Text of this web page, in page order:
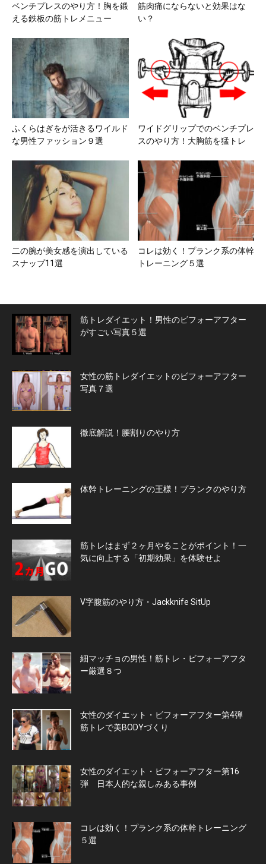
ベンチプレスのやり方！胸を鍛
える鉄板の筋トレメニュー
筋肉痛にならないと効果はな
い？
ふくらはぎをが活きるワイルド
な男性ファッション９選
ワイドグリップでのベンチプレ
スのやり方！大胸筋を猛トレ
二の腕が美女感を演出している
スナップ11選
コレは効く！プランク系の体幹
トレーニング５選
筋トレダイエット！男性のビフォーアフター
がすごい写真５選
女性の筋トレダイエットのビフォーアフター
写真７選
徹底解説！腰割りのやり方
体幹トレーニングの王様！プランクのやり方
筋トレはまず２ヶ月やることがポイント！一
気に向上する「初期効果」を体験せよ
V字腹筋のやり方・Jackknife SitUp
細マッチョの男性！筋トレ・ビフォーアフタ
ー厳選８つ
女性のダイエット・ビフォーアフター第4弾
筋トレで美BODYづくり
女性のダイエット・ビフォーアフター第16
弾 日本人的な親しみある事例
コレは効く！プランク系の体幹トレーニング
５選